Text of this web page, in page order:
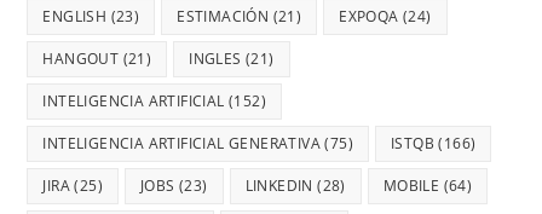
ENGLISH (23) ESTIMACIÓN (21) EXPOQA (24)
HANGOUT (21) INGLES (21)
INTELIGENCIA ARTIFICIAL (152)
INTELIGENCIA ARTIFICIAL GENERATIVA(75) ISTQB (166)
JIRA(25) JOBS (23) LINKEDIN (28) MOBILE (64)